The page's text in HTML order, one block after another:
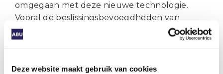
Deze website maakt gebruik van cookies
omgegaan met deze nieuwe technologie.
Vooral de beslissingsbevoegdheden van
software is een cruciaal aandachtspunt. Wat
laat je door software bepalen en waarom?
hebben we dat op tijd door? Het kan